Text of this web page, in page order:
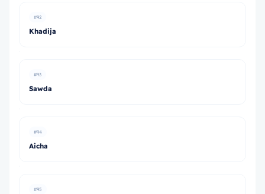
#92
Khadija
#93
Sawda
#94
Aicha
#95